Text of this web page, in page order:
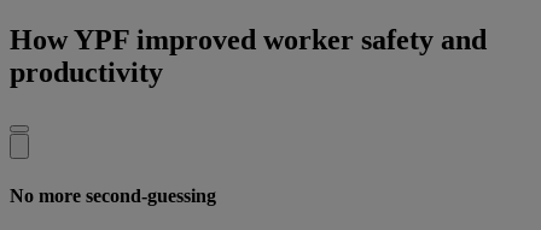
How YPF improved worker safety and
productivity
No more second-guessing